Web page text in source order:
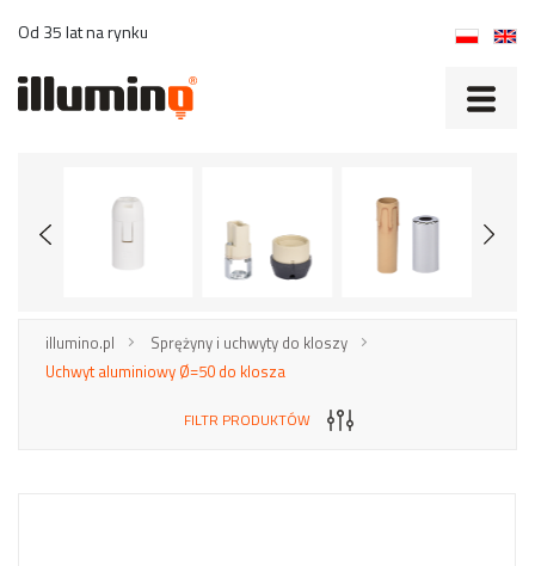
Od 35 lat na rynku
illumino.pl
Sprężyny i uchwyty do kloszy
Uchwyt aluminiowy Ø=50 do klosza
FILTR PRODUKTÓW